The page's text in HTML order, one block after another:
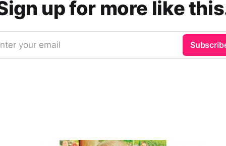
up for more like
your email